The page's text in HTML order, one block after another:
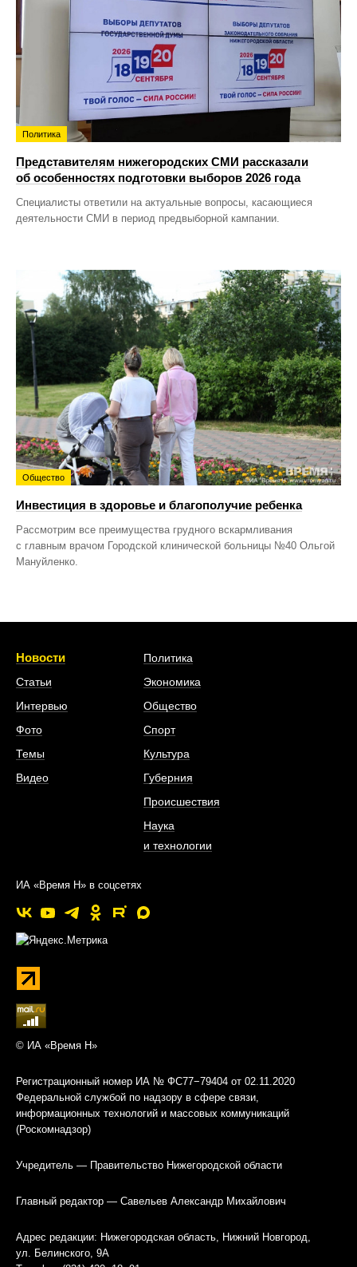
Политика
Представителям нижегородских СМИ рассказали
об особенностях подготовки выборов 2026 года
Специалисты ответили на актуальные вопросы, касающиеся
деятельности СМИ в период предвыборной кампании.
Общество
Инвестиция в здоровье и благополучие ребенка
Рассмотрим все преимущества грудного вскармливания
с главным врачом Городской клинической больницы №40 Ольгой
Мануйленко.
Новости
Статьи
Интервью
Фото
Темы
Видео
Политика
Экономика
Общество
Спорт
Культура
Губерния
Происшествия
Наука
и технологии
ИА «Время Н» в соцсетях
© ИА «Время Н»
Регистрационный номер ИА № ФС77−79404 от 02.11.2020
Федеральной службой по надзору в сфере связи,
информационных технологий и массовых коммуникаций
(Роскомнадзор)
Учредитель — Правительство Нижегородской области
Главный редактор — Савельев Александр Михайлович
Адрес редакции: Нижегородская область, Нижний Новгород,
ул. Белинского, 9А